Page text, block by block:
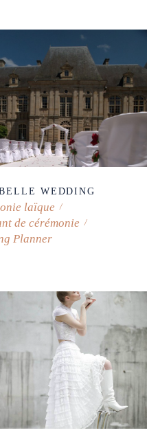
WEDDING
laïque
de cérémonie
Planner